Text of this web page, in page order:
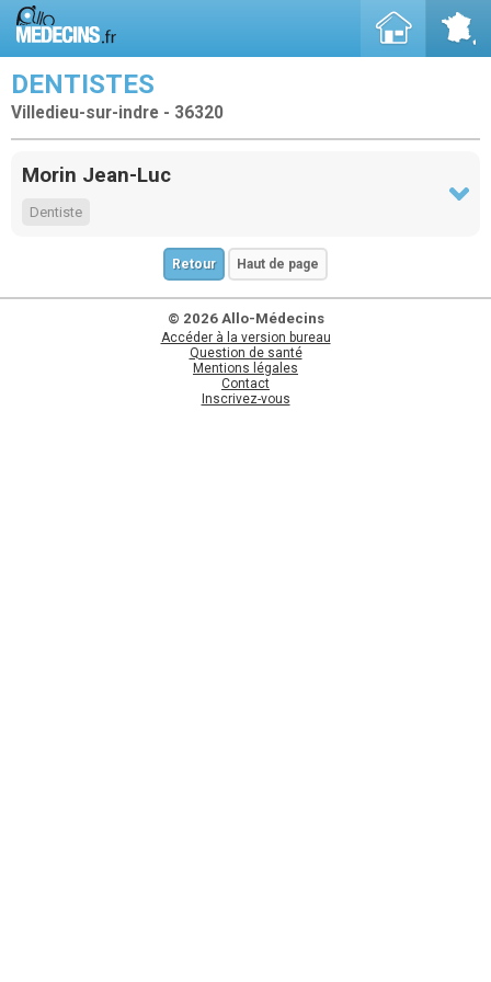
DENTISTES
Villedieu-sur-indre - 36320
Morin Jean-Luc
Dentiste
Retour Haut de page
© 2026 Allo-Médecins
Accéder à la version bureau
Question de santé
Mentions légales
Contact
Inscrivez-vous